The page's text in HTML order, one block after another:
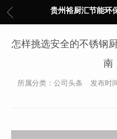
贵州裕厨汇节能环
怎样挑选安全的不锈钢
南
所属分类：公司头条 发布时